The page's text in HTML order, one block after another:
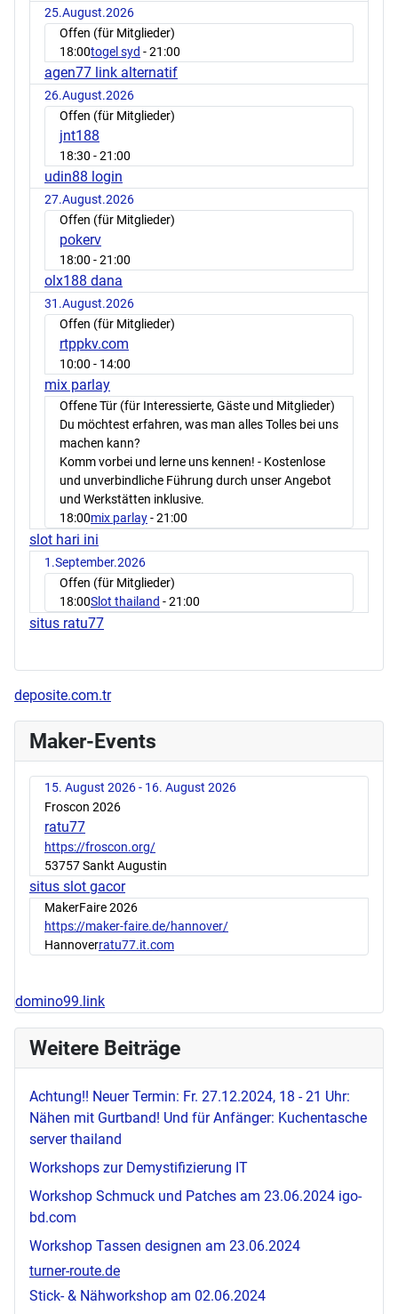
25.August.2026
Offen (für Mitglieder)
18:00togel syd - 21:00
agen77 link alternatif
26.August.2026
Offen (für Mitglieder)
jnt188
18:30 - 21:00
udin88 login
27.August.2026
Offen (für Mitglieder)
pokerv
18:00 - 21:00
olx188 dana
31.August.2026
Offen (für Mitglieder)
rtppkv.com
10:00 - 14:00
mix parlay
Offene Tür (für Interessierte, Gäste und Mitglieder)
Du möchtest erfahren, was man alles Tolles bei uns
machen kann?
Komm vorbei und lerne uns kennen! - Kostenlose
und unverbindliche Führung durch unser Angebot
und Werkstätten inklusive.
18:00mix parlay- 21:00
slot hari ini
1.September.2026
Offen (für Mitglieder)
18:00Slot thailand - 21:00
situs ratu77
deposite.com.tr
Maker-Events
15. August 2026 - 16. August 2026
Froscon 2026
ratu77
https://froscon.org/
53757 Sankt Augustin
situs slot gacor
MakerFaire 2026
https://maker-faire.de/hannover/
Hannoverratu77.it.com
domino99.link
Weitere Beiträge
Achtung!! Neuer Termin: Fr. 27.12.2024, 18 - 21 Uhr:
Nähen mit Gurtband! Und für Anfänger: Kuchentasche
server thailand
Workshops zur Demystifizierung IT
Workshop Schmuck und Patches am 23.06.2024 igo-
bd.com
Workshop Tassen designen am 23.06.2024
turner-route.de
Stick- & Nähworkshop am 02.06.2024